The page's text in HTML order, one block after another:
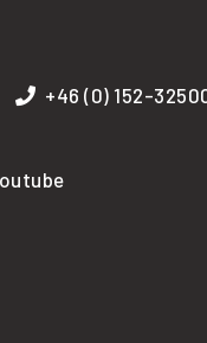
+46 (0) 152-